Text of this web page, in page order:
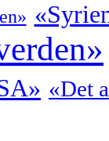
«Det